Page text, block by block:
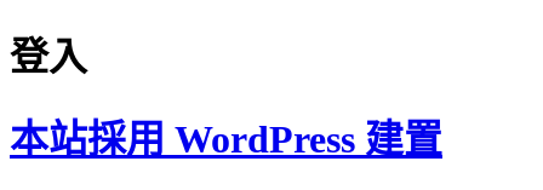
登入
本站採用 WordPress 建置